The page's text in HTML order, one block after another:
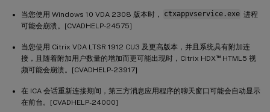
当您使用 Windows 10 VDA 2308 版本时， ctxappvservice.exe 进程
可能会崩溃。[CVADHELP-24575]
当您使用 Citrix VDA LTSR 1912 CU3 及更高版本，并且系统具有附加连
接，且随着附加用户数量的增加而更可能出现时，Citrix HDX ™HTML5 视
频可能会崩溃。[CVADHELP-23917]
在 ICA 会话重新连接期间，第三方消息应用程序的聊天窗口可能会自动显示
在前台。[CVADHELP-24000]